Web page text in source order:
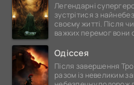
Легендарні
зустрітися з
своєму житті. Після
важких перемог вони
Одіссея
Після завершення
разом із невеликим